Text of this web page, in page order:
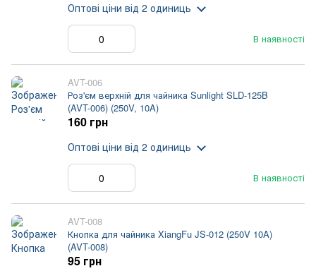
В наявності
Оптові ціни від 2 одиниць
AVT-006
Роз'єм верхній для чайника Sunlight SLD-125B
(AVT-006) (250V, 10A)
В наявності
160 грн
Оптові ціни від 2 одиниць
AVT-008
Кнопка для чайника XiangFu JS-012 (250V 10A)
(AVT-008)
95 грн